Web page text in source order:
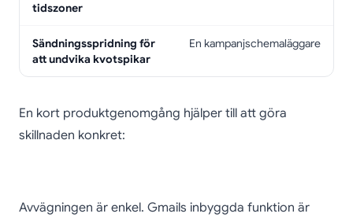
tidszoner
Sändningsspridning för
att undvika kvotspikar
En kampanjschemaläggare
En kort produktgenomgång hjälper till att göra
skillnaden konkret:
Avvägningen är enkel. Gmails inbyggda funktion är